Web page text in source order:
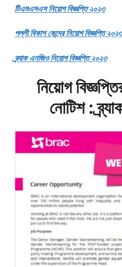
টিএমএসএস নিয়োগ বিজ্ঞপ্তি ২০২৩
পল্লী বিকাশ কেন্দ্রে নিয়োগ বিজ্ঞপ্তি ২০২৩
ব্র্যাক এনজিও নিয়োগ বিজ্ঞপ্তি ২০২৩
নিয়োগ
নোটিশ :